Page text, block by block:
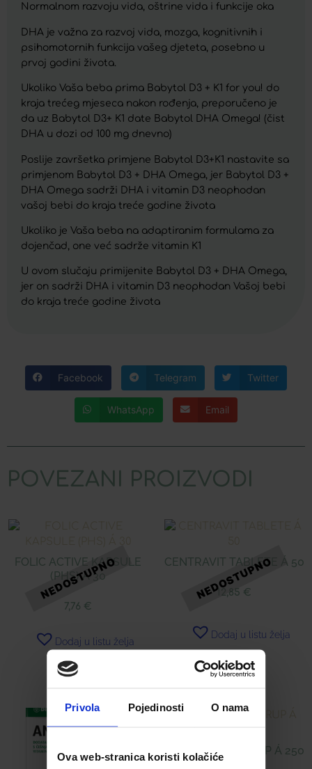
Privola Pojedinosti O nama
Ova web-stranica koristi kolačiće
Normalnom razvoju vida, oštrine vida i funkcije oka
DHA je važna za razvoj vida, mozga, kognitivnih i
psihomotornih funkcija vašeg djeteta, posebno u
prvoj godini života.
Ukoliko Vaša beba prima Babytol D3 + K1 for you! do
kraja trećeg mjeseca nakon rođenja, preporučeno je
da uz Babytol D3+ K1 date Babytol DHA Omega! (čist
DHA u dozi od 100 mg dnevno)
Poslije završetka primjene Babytol D3+K1 nastavite sa
primjenom Babytol D3 + DHA Omega, jer Babytol D3 +
DHA Omega sadrži DHA i vitamin D3 neophodan
vašoj bebi do kraja treće godine života
Ukoliko je Vaša beba na adaptiranim formulama za
dojenčad, one već sadrže vitamin K1
U ovom slučaju primijenite Babytol D3 + DHA Omega,
jer on sadrži DHA i vitamin D3 neophodan Vašoj bebi
do kraja treće godine života
Facebook Telegram Twitter
WhatsApp Email
POVEZANI PROIZVODI
FOLIC ACTIVE KAPSULE
(PHS) Á 30
7,76 €
Dodaj u listu želja
Pročitaj više
CENTRAVIT TABLETE Á 50
12,85 €
Dodaj u listu želja
Pročitaj više
ALPENKRAFT SIRUP Á 250